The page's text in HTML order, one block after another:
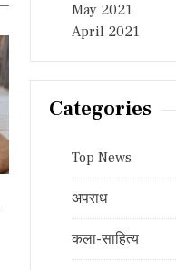
May 2021
April 2021
Categories
Top News
अपराध
कला-साहित्य